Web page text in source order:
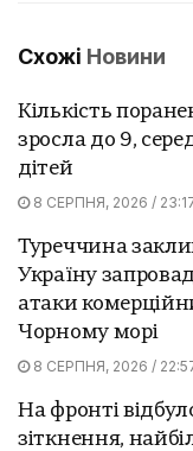
Схожі Новини
Кількість
зросла до 9,
дітей
8 СЕРПНЯ, 2026 /
Туреччина
Україну
атаки
Чорному морі
8 СЕРПНЯ, 2026 /
На фронті
зіткнення,